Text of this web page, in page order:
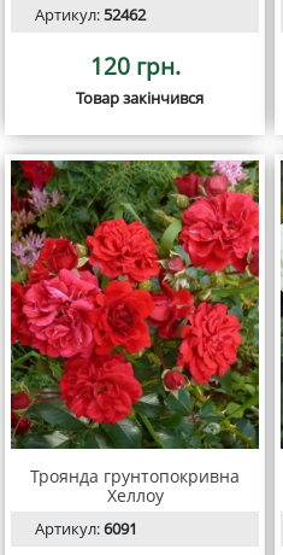
Артикул:52462
120 грн.
Товар закінчився
Троянда грунтопокривна
Хеллоу
Артикул:6091